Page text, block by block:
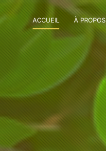
ACCUEIL À PROPOS